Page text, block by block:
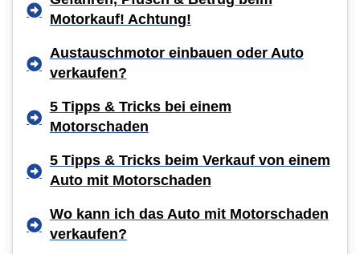
Motorkauf! Achtung!
Austauschmotor einbauen oder Auto
verkaufen?
5 Tipps & Tricks bei einem
Motorschaden
5 Tipps & Tricks beim Verkauf von einem
Auto mit Motorschaden
Wo kann ich das Auto mit Motorschaden
verkaufen?